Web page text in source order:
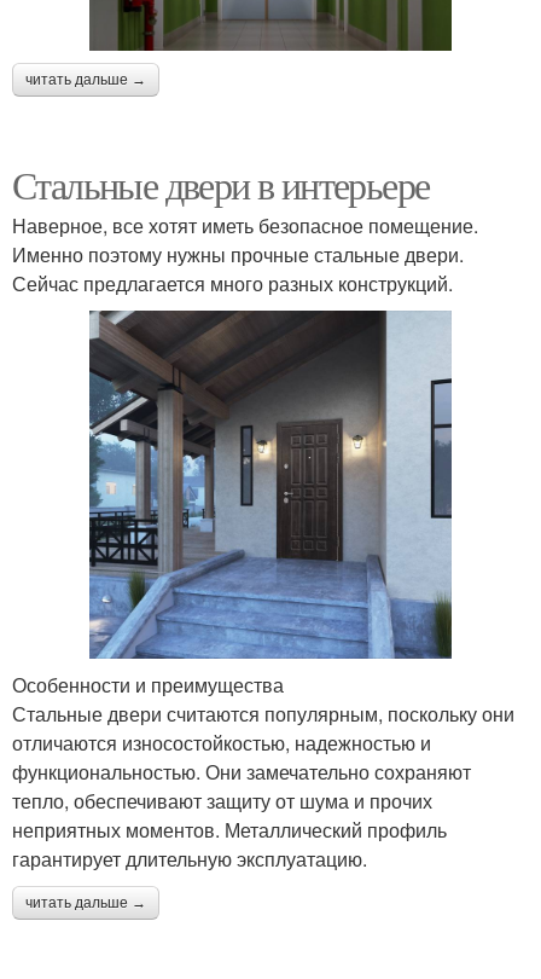
читать дальше →
Стальные двери в интерьере
Наверное, все хотят иметь безопасное помещение.
Именно поэтому нужны прочные стальные двери.
Сейчас предлагается много разных конструкций.
Особенности и преимущества
Стальные двери считаются популярным, поскольку они
отличаются износостойкостью, надежностью и
функциональностью. Они замечательно сохраняют
тепло, обеспечивают защиту от шума и прочих
неприятных моментов. Металлический профиль
гарантирует длительную эксплуатацию.
читать дальше →